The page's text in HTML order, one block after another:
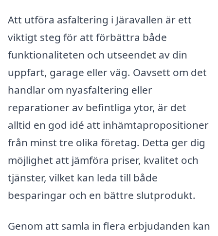
Att utföra asfaltering i Järavallen är ett
viktigt steg för att förbättra både
funktionaliteten och utseendet av din
uppfart, garage eller väg. Oavsett om det
handlar om nyasfaltering eller
reparationer av befintliga ytor, är det
alltid en god idé att inhämtapropositioner
från minst tre olika företag. Detta ger dig
möjlighet att jämföra priser, kvalitet och
tjänster, vilket kan leda till både
besparingar och en bättre slutprodukt.
Genom att samla in flera erbjudanden kan